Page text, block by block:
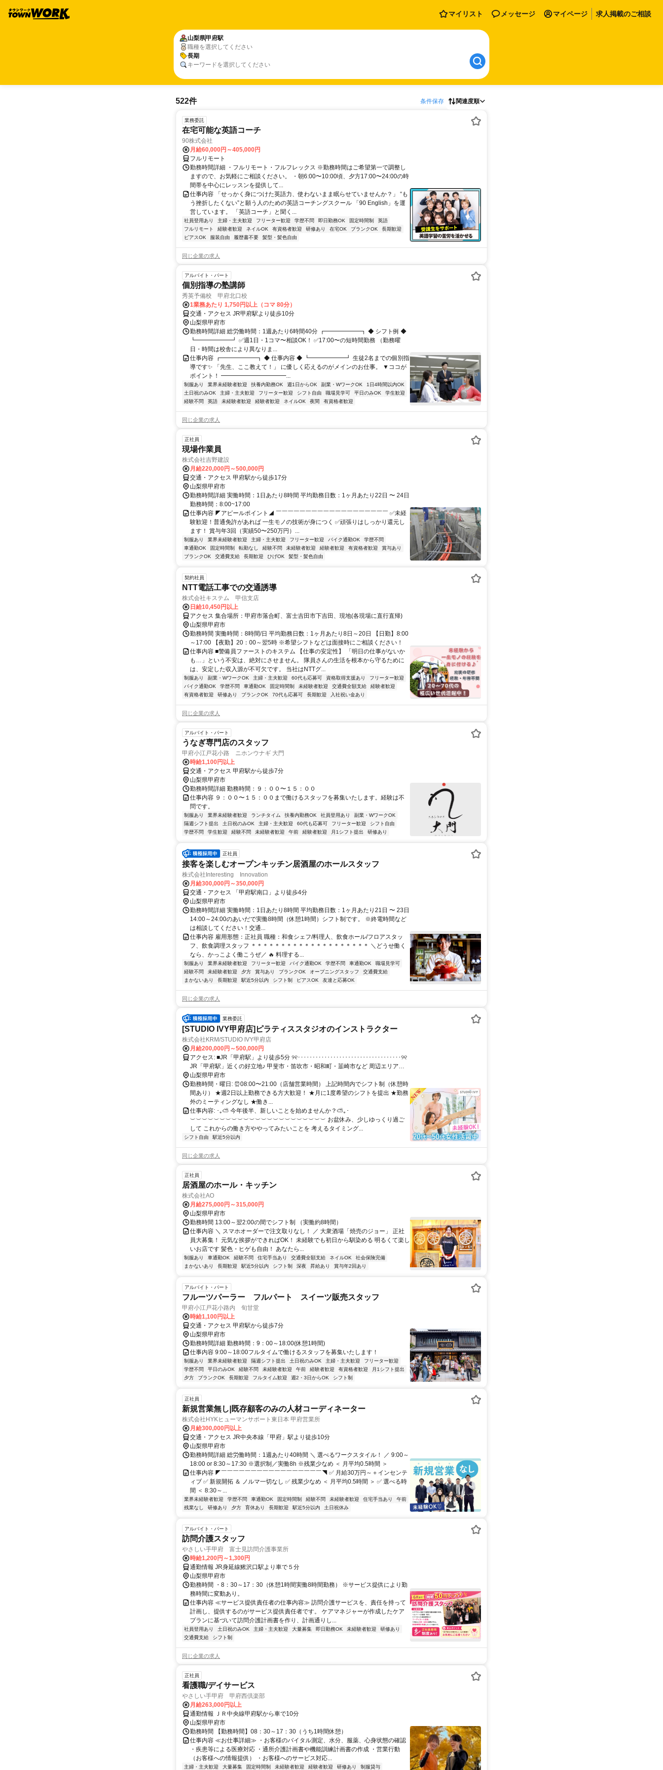
マイリスト メッセージ マイページ 求人掲載のご相談
山梨県甲府駅
職種を選択してください
長期
キーワードを選択してください
522件 条件保存 関連度順
業務委託
在宅可能な英語コーチ
90株式会社
月給60,000円～405,000円
フルリモート
勤務時間詳細 ・フルリモート・フルフレックス ※勤務時間はご希望第一で調整し
ますので、お気軽にご相談ください。 ・朝6:00〜10:00頃、夕方17:00〜24:00の時
間帯を中心にレッスンを提供して...
仕事内容 「せっかく身につけた英語力、使わないまま眠らせていませんか？」 “も
う挫折したくない”と願う人のための英語コーチングスクール 「90 English」を運
営しています。 「英語コーチ」と聞く...
社員登用あり 主婦・主夫歓迎 フリーター歓迎 学歴不問 即日勤務OK 固定時間制
英語
フルリモート
経験者歓迎 ネイルOK 有資格者歓迎 研修あり 在宅OK ブランクOK
長期歓迎
ピアスOK
服装自由 履歴書不要 髪型・髪色自由
同じ企業の求人
アルバイト・パート
個別指導の塾講師
秀英予備校 甲府北口校
1業務あたり 1,750円以上（コマ 80分）
交通・アクセス JR甲府駅より徒歩10分
山梨県甲府市
勤務時間詳細 総労働時間：1週あたり6時間40分 ┏━━━━━━┓ ◆ シフト例 ◆
┗━━━━━━┛ ✅週1日・1コマ〜相談OK！ ✅17:00〜の短時間勤務 （勤務曜
日・時間は校舎により異なりま...
仕事内容 ┏━━━━━━┓ ◆ 仕事内容 ◆ ┗━━━━━━┛ 生徒2名までの個別指
導です✨ 「先生、ここ教えて！」 に優しく応えるのがメインのお仕事。 ▼ココが
ポイント！ ━━━━━━━━━━━...
制服あり 業界未経験者歓迎 扶養内勤務OK 週1日からOK 副業・WワークOK
1日4時間以内OK
土日祝のみOK
主婦・主夫歓迎 フリーター歓迎 シフト自由 職場見学可 平日のみOK
学生歓迎
経験不問
英語 未経験者歓迎 経験者歓迎 ネイルOK 夜間 有資格者歓迎
同じ企業の求人
正社員
現場作業員
株式会社吉野建設
月給220,000円～500,000円
交通・アクセス 甲府駅から徒歩17分
山梨県甲府市
勤務時間詳細 実働時間：1日あたり8時間 平均勤務日数：1ヶ月あたり22日 〜 24日
勤務時間：8:00~17:00
仕事内容 ◤アピールポイント◢ ￣￣￣￣￣￣￣￣￣￣￣￣￣￣￣￣￣￣￣ ✅未経
験歓迎！普通免許があれば 一生モノの技術が身につく ✅頑張りはしっかり還元し
ます！ 賞与年3回（実績50〜250万円）...
制服あり 業界未経験者歓迎 主婦・主夫歓迎 フリーター歓迎 バイク通勤OK
学歴不問
車通勤OK
固定時間制 転勤なし 経験不問 未経験者歓迎 経験者歓迎 有資格者歓迎
賞与あり
ブランクOK
交通費支給 長期歓迎 ひげOK 髪型・髪色自由
契約社員
NTT電話工事での交通誘導
株式会社キステム 甲信支店
日給10,450円以上
アクセス 集合場所：甲府市落合町、富士吉田市下吉田、現地(各現場に直行直帰)
山梨県甲府市
勤務時間 実働時間：8時間/日 平均勤務日数：1ヶ月あたり8日～20日 【日勤】8:00
～17:00 【夜勤】20：00～翌5時 ※希望シフトなどは面接時にご相談ください！
仕事内容 ■警備員ファーストのキステム 【仕事の安定性】 「明日の仕事がないか
も…」という不安は、絶対にさせません。 隊員さんの生活を根本から守るために
は、安定した収入源が不可欠です。 当社はNTTグ...
制服あり 副業・WワークOK 主婦・主夫歓迎 60代も応募可 資格取得支援あり
フリーター歓迎
バイク通勤OK
学歴不問 車通勤OK 固定時間制 未経験者歓迎 交通費全額支給
経験者歓迎
有資格者歓迎
研修あり ブランクOK 70代も応募可 長期歓迎 入社祝い金あり
同じ企業の求人
アルバイト・パート
うなぎ専門店のスタッフ
甲府小江戸花小路 ニホンウナギ 大門
時給1,100円以上
交通・アクセス 甲府駅から徒歩7分
山梨県甲府市
勤務時間詳細 勤務時間：９：００〜１５：００
仕事内容 ９：００〜１５：００まで働けるスタッフを募集いたします。経験は不
問です。
制服あり 業界未経験者歓迎 ランチタイム 扶養内勤務OK 社員登用あり
副業・WワークOK
隔週シフト提出
土日祝のみOK 主婦・主夫歓迎 60代も応募可 フリーター歓迎
シフト自由
学歴不問
学生歓迎 経験不問 未経験者歓迎 午前 経験者歓迎 月1シフト提出 研修あり
正社員
接客を楽しむオープンキッチン居酒屋のホールスタッフ
株式会社Interesting Innovation
月給300,000円～350,000円
交通・アクセス 「甲府駅南口」より徒歩4分
山梨県甲府市
勤務時間詳細 実働時間：1日あたり8時間 平均勤務日数：1ヶ月あたり21日 〜 23日
14:00～24:00のあいだで実働8時間（休憩1時間）シフト制です。 ※終電時間など
は相談してください！交通...
仕事内容 雇用形態：正社員 職種：和食シェフ/料理人、飲食ホール/フロアスタッ
フ、飲食調理スタッフ ＊＊＊＊＊＊＊＊＊＊＊＊＊＊＊＊＊＊＊＊ ＼どうせ働く
なら、かっこよく働こうぜ／ 🔥 料理する...
制服あり 業界未経験者歓迎 フリーター歓迎 バイク通勤OK 学歴不問 車通勤OK
職場見学可
経験不問
未経験者歓迎 夕方 賞与あり ブランクOK オープニングスタッフ
交通費支給
まかないあり
長期歓迎 駅近5分以内 シフト制 ピアスOK 友達と応募OK
同じ企業の求人
業務委託
[STUDIO IVY甲府店]ピラティススタジオのインストラクター
株式会社KRM/STUDIO IVY甲府店
月給200,000円～500,000円
アクセス: ■JR「甲府駅」より徒歩5分 ୨୧･･･････････････････････････････････୨୧
JR「甲府駅」近くの好立地♪ 甲斐市・笛吹市・昭和町・韮崎市など 周辺エリアか
らも通勤しやすい環境です◎
山梨県甲府市
勤務時間・曜日: ⏰08:00〜21:00（店舗営業時間） 上記時間内でシフト制（休憩時
間あり） ★週2日以上勤務できる方大歓迎！ ★月に1度希望のシフトを提出 ★勤務
外のミーティングなし ★働き...
仕事内容: ･｡⛅ 今年後半、新しいことを始めませんか？⛅｡･
︶︶︶︶︶︶︶︶︶︶︶︶︶︶︶︶︶︶︶︶︶︶︶ お盆休み、少しゆっくり過ご
して これからの働き方ややってみたいことを 考えるタイミング...
シフト自由 駅近5分以内
同じ企業の求人
正社員
居酒屋のホール・キッチン
株式会社AO
月給275,000円～315,000円
山梨県甲府市
勤務時間 13:00～翌2:00の間でシフト制 （実働約8時間）
仕事内容 ＼ スマホオーダーで注文取りなし！ ／ 大衆酒場「焼売のジョー」 正社
員大募集！ 元気な挨拶ができればOK！ 未経験でも初日から馴染める 明るくて楽し
いお店です 髪色・ヒゲも自由！ あなたら...
制服あり 車通勤OK 経験不問 住宅手当あり 交通費全額支給 ネイルOK
社会保険完備
まかないあり
長期歓迎 駅近5分以内 シフト制 深夜 昇給あり 賞与年2回あり
アルバイト・パート
フルーツパーラー フルパート スイーツ販売スタッフ
甲府小江戸花小路内 旬甘堂
時給1,100円以上
交通・アクセス 甲府駅から徒歩7分
山梨県甲府市
勤務時間詳細 勤務時間：9：00～18:00(休憩1時間)
仕事内容 9:00～18:00フルタイムで働けるスタッフを募集いたします！
制服あり 業界未経験者歓迎 隔週シフト提出 土日祝のみOK 主婦・主夫歓迎
フリーター歓迎
学歴不問
平日のみOK 経験不問 未経験者歓迎 午前 経験者歓迎 有資格者歓迎
月1シフト提出
夕方
ブランクOK 長期歓迎 フルタイム歓迎 週2・3日からOK シフト制
正社員
新規営業無し|既存顧客のみの人材コーディネーター
株式会社HYKヒューマンサポート東日本 甲府営業所
月給300,000円以上
交通・アクセス JR中央本線「甲府」駅より徒歩10分
山梨県甲府市
勤務時間詳細 総労働時間：1週あたり40時間 ＼ 選べるワークスタイル！ ／ 9:00～
18:00 or 8:30～17:30 ※選択制／実働8h ※残業少なめ ＜ 月平均0.5時間 ＞
仕事内容 ◤￣￣￣￣￣￣￣￣￣￣￣￣￣￣￣￣￣◥ ✅ 月給30万円～＋インセンテ
ィブ ✅ 新規開拓 ＆ ノルマ一切なし ✅ 残業少なめ ＜ 月平均0.5時間 ＞ ✅ 選べる時
間 ＜ 8:30～...
業界未経験者歓迎 学歴不問 車通勤OK 固定時間制 経験不問 未経験者歓迎 住宅手当あり
午前
残業なし
研修あり 夕方 育休あり 長期歓迎 駅近5分以内 土日祝休み
アルバイト・パート
訪問介護スタッフ
やさしい手甲府 富士見訪問介護事業所
時給1,200円～1,300円
通勤情報 JR身延線鰍沢口駅より車で５分
山梨県甲府市
勤務時間 ・8：30～17：30（休憩1時間実働8時間勤務） ※サービス提供により勤
務時間に変動あり。
仕事内容 ≪サービス提供責任者の仕事内容≫ 訪問介護サービスを、責任を持って
計画し、提供するのがサービス提供責任者です。 ケアマネジャーが作成したケア
プランに基づいて訪問介護計画書を作り、計画通りし...
社員登用あり 土日祝のみOK 主婦・主夫歓迎 大量募集 即日勤務OK 未経験者歓迎
研修あり
交通費支給
シフト制
同じ企業の求人
正社員
看護職/デイサービス
やさしい手甲府 甲府西倶楽部
月給263,000円以上
通勤情報 ＪＲ中央線甲府駅から車で10分
山梨県甲府市
勤務時間 【勤務時間】08：30～17：30（うち1時間休憩）
仕事内容 ≪お仕事詳細≫ ・お客様のバイタル測定、水分、服薬、心身状態の確認
・疾患等による医療対応 ・通所介護計画書や機能訓練計画書の作成 ・営業行動
（お客様への情報提供） ・お客様へのサービス対応...
主婦・主夫歓迎 大量募集 固定時間制 未経験者歓迎 経験者歓迎 研修あり 制服貸与